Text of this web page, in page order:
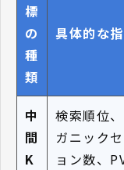
標
の
種
類
具体的な
中
間
K
検索順位
ガニック
ョン数、